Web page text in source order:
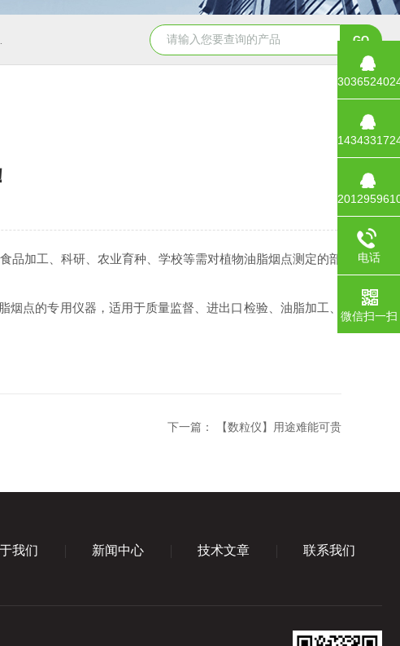
双头面筋测定仪 降落数值测定仪/降落值
加工、科研、农业育种、学校等需对植物油脂烟点测定的部
点的专用仪器，适用于质量监督、进出口检验、油脂加工、
下一篇： 【数粒仪】用途难能可贵
我们 新闻中心 技术文章 联系我们
电话
微信扫一扫